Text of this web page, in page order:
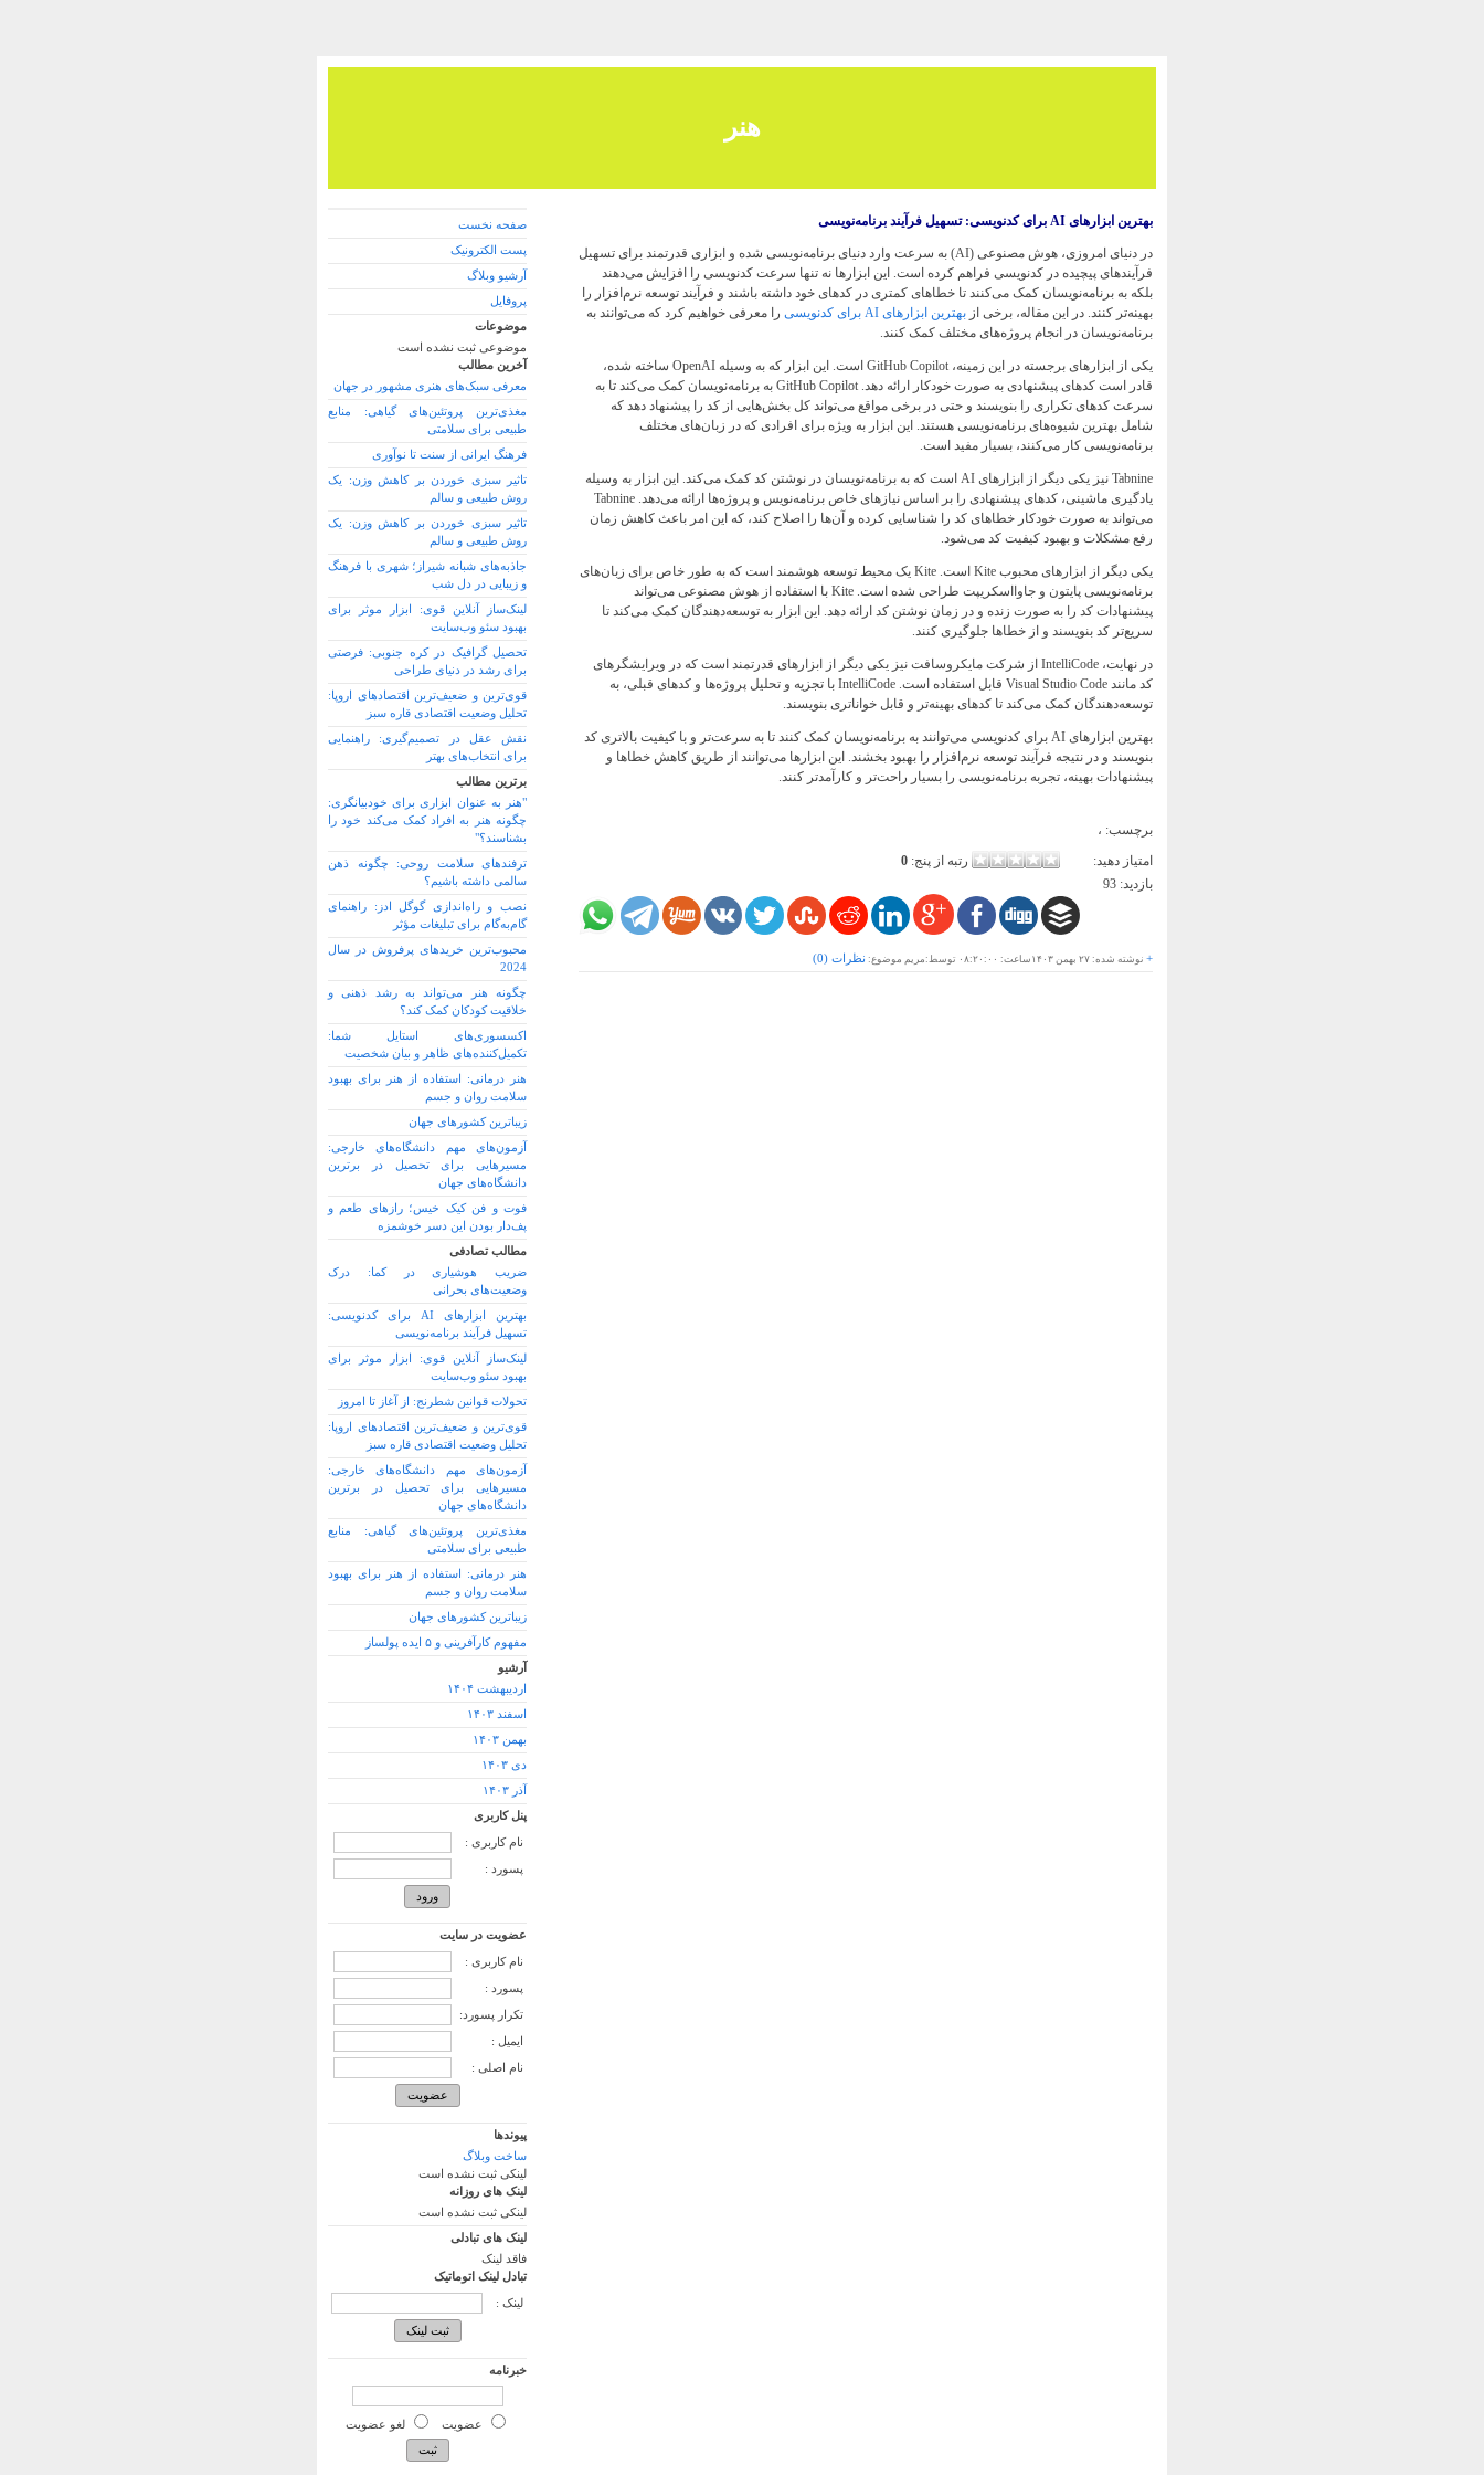
هنر
بهترین ابزارهای AI برای کدنویسی: تسهیل فرآیند برنامه‌نویسی
در دنیای امروزی، هوش مصنوعی (AI) به سرعت وارد دنیای برنامه‌نویسی شده و ابزاری قدرتمند برای تسهیل
فرآیندهای پیچیده در کدنویسی فراهم کرده است. این ابزارها نه تنها سرعت کدنویسی را افزایش می‌دهند
بلکه به برنامه‌نویسان کمک می‌کنند تا خطاهای کمتری در کدهای خود داشته باشند و فرآیند توسعه نرم‌افزار را
بهینه‌تر کنند. در این مقاله، برخی از بهترین ابزارهای AI برای کدنویسی
را معرفی خواهیم کرد که می‌توانند به
برنامه‌نویسان در انجام پروژه‌های مختلف کمک کنند.
یکی از ابزارهای برجسته در این زمینه، GitHub Copilot است. این ابزار که به وسیله OpenAI ساخته شده،
قادر است کدهای پیشنهادی به صورت خودکار ارائه دهد. GitHub Copilot به برنامه‌نویسان کمک می‌کند تا به
سرعت کدهای تکراری را بنویسند و حتی در برخی مواقع می‌تواند کل بخش‌هایی از کد را پیشنهاد دهد که
شامل بهترین شیوه‌های برنامه‌نویسی هستند. این ابزار به ویژه برای افرادی که در زبان‌های مختلف
برنامه‌نویسی کار می‌کنند، بسیار مفید است.
Tabnine نیز یکی دیگر از ابزارهای AI است که به برنامه‌نویسان در نوشتن کد کمک می‌کند. این ابزار به وسیله
یادگیری ماشینی، کدهای پیشنهادی را بر اساس نیازهای خاص برنامه‌نویس و پروژه‌ها ارائه می‌دهد. Tabnine
می‌تواند به صورت خودکار خطاهای کد را شناسایی کرده و آن‌ها را اصلاح کند، که این امر باعث کاهش زمان
رفع مشکلات و بهبود کیفیت کد می‌شود.
یکی دیگر از ابزارهای محبوب Kite است. Kite یک محیط توسعه هوشمند است که به طور خاص برای زبان‌های
برنامه‌نویسی پایتون و جاوااسکریپت طراحی شده است. Kite با استفاده از هوش مصنوعی می‌تواند
پیشنهادات کد را به صورت زنده و در زمان نوشتن کد ارائه دهد. این ابزار به توسعه‌دهندگان کمک می‌کند تا
سریع‌تر کد بنویسند و از خطاها جلوگیری کنند.
در نهایت، IntelliCode از شرکت مایکروسافت نیز یکی دیگر از ابزارهای قدرتمند است که در ویرایشگرهای
کد مانند Visual Studio Code قابل استفاده است. IntelliCode با تجزیه و تحلیل پروژه‌ها و کدهای قبلی، به
توسعه‌دهندگان کمک می‌کند تا کدهای بهینه‌تر و قابل خواناتری بنویسند.
بهترین ابزارهای AI برای کدنویسی می‌توانند به برنامه‌نویسان کمک کنند تا به سرعت‌تر و با کیفیت بالاتری کد
بنویسند و در نتیجه فرآیند توسعه نرم‌افزار را بهبود بخشند. این ابزارها می‌توانند از طریق کاهش خطاها و
پیشنهادات بهینه، تجربه برنامه‌نویسی را بسیار راحت‌تر و کارآمدتر کنند.
برچسب: ،
امتیاز دهید:
رتبه از پنج: 0
بازدید: 93
+ نوشته شده: ۲۷ بهمن ۱۴۰۳ ساعت: ۰۸:۲۰:۰۰ توسط:مریم موضوع: نظرات (0
)
صفحه نخست
پست الکترونیک
آرشیو وبلاگ
پروفایل
موضوعات
موضوعی ثبت نشده است
آخرین مطالب
معرفی سبک‌های هنری مشهور در جهان
مغذی‌ترین پروتئین‌های گیاهی: منابع
طبیعی برای سلامتی
فرهنگ ایرانی از سنت تا نوآوری
تاثیر سبزی خوردن بر کاهش وزن: یک
روش طبیعی و سالم
تاثیر سبزی خوردن بر کاهش وزن: یک
روش طبیعی و سالم
جاذبه‌های شبانه شیراز؛ شهری با فرهنگ
و زیبایی در دل شب
لینک‌ساز آنلاین قوی: ابزار موثر برای
بهبود سئو وب‌سایت
تحصیل گرافیک در کره جنوبی: فرصتی
برای رشد در دنیای طراحی
قوی‌ترین و ضعیف‌ترین اقتصادهای اروپا:
تحلیل وضعیت اقتصادی قاره سبز
نقش عقل در تصمیم‌گیری: راهنمایی
برای انتخاب‌های بهتر
برترین مطالب
"هنر به عنوان ابزاری برای خودبیانگری:
چگونه هنر به افراد کمک می‌کند خود را
بشناسند؟"
ترفندهای سلامت روحی: چگونه ذهن
سالمی داشته باشیم؟
نصب و راه‌اندازی گوگل ادز: راهنمای
گام‌به‌گام برای تبلیغات مؤثر
محبوب‌ترین خریدهای پرفروش در سال
2024
چگونه هنر می‌تواند به رشد ذهنی و
خلاقیت کودکان کمک کند؟
اکسسوری‌های استایل شما:
تکمیل‌کننده‌های ظاهر و بیان شخصیت
هنر درمانی: استفاده از هنر برای بهبود
سلامت روان و جسم
زیباترین کشورهای جهان
آزمون‌های مهم دانشگاه‌های خارجی:
مسیرهایی برای تحصیل در برترین
دانشگاه‌های جهان
فوت و فن کیک خیس؛ رازهای طعم و
پف‌دار بودن این دسر خوشمزه
مطالب تصادفی
ضریب هوشیاری در کما: درک
وضعیت‌های بحرانی
بهترین ابزارهای AI برای کدنویسی:
تسهیل فرآیند برنامه‌نویسی
لینک‌ساز آنلاین قوی: ابزار موثر برای
بهبود سئو وب‌سایت
تحولات قوانین شطرنج: از آغاز تا امروز
قوی‌ترین و ضعیف‌ترین اقتصادهای اروپا:
تحلیل وضعیت اقتصادی قاره سبز
آزمون‌های مهم دانشگاه‌های خارجی:
مسیرهایی برای تحصیل در برترین
دانشگاه‌های جهان
مغذی‌ترین پروتئین‌های گیاهی: منابع
طبیعی برای سلامتی
هنر درمانی: استفاده از هنر برای بهبود
سلامت روان و جسم
زیباترین کشورهای جهان
مفهوم کارآفرینی و ۵ ایده پولساز
آرشیو
اردیبهشت ۱۴۰۴
اسفند ۱۴۰۳
بهمن ۱۴۰۳
دی ۱۴۰۳
آذر ۱۴۰۳
پنل کاربری
نام کاربری :
پسورد :
عضویت در سایت
نام کاربری :
پسورد :
تکرار پسورد:
ایمیل :
نام اصلی :
پیوندها
ساخت وبلاگ
لینکی ثبت نشده است
لینک های روزانه
لینکی ثبت نشده است
لینک های تبادلی
فاقد لینک
تبادل لینک اتوماتیک
لینک :
خبرنامه
عضویت لغو عضویت